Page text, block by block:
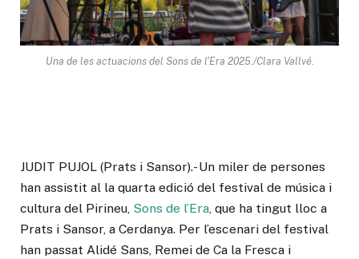
Una de les actuacions del Sons de l'Era 2025./Clara Vallvé.
JUDIT PUJOL (Prats i Sansor).- Un miler de persones
han assistit al la quarta edició del festival de música i
cultura del Pirineu, Sons de l’Era, que ha tingut lloc a
Prats i Sansor, a Cerdanya. Per l’escenari del festival
han passat Alidé Sans, Remei de Ca la Fresca i